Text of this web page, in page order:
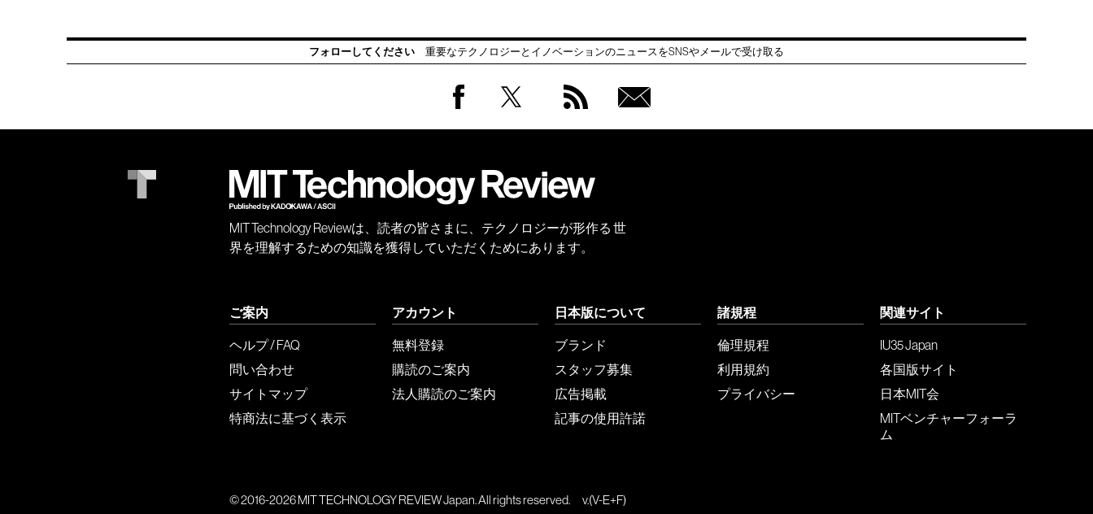
フォローしてください 重要なテクノロジーとイノベーションのニュースをSNSやメールで受け取る
会員
MIT Technology Reviewは、読者の皆さまに、テクノロジーが形作る 世
界を理解するための知識を獲得していただくためにあります。
ご案内
ヘルプ / FAQ
問い合わせ
サイトマップ
特商法に基づく表示
アカウント
無料登録
購読のご案内
法人購読のご案内
日本版について
ブランド
スタッフ募集
広告掲載
記事の使用許諾
諸規程
倫理規程
利用規約
プライバシー
関連サイト
IU35 Japan
各国版サイト
日本MIT会
MITベンチャーフォーラ
ム
© 2016-2026 MIT TECHNOLOGY REVIEW Japan. All rights reserved. v.(V-E+F)